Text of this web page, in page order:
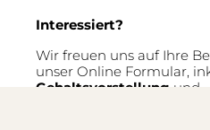
Interessiert?
Wir freuen uns auf Ihre
unser Online Formular,
Gehaltsvorstellung und